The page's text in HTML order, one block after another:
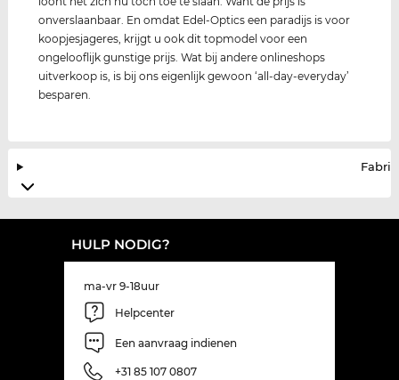
onverslaanbaar. En omdat Edel-Optics een paradijs is voor
koopjesjageres, krijgt u ook dit topmodel voor een
ongelooflijk gunstige prijs. Wat bij andere onlineshops
uitverkoop is, is bij ons eigenlijk gewoon ‘all-day-everyday’
besparen.
HULP NODIG?
ma-vr 9-18uur
Helpcenter
Een aanvraag indienen
+31 85 107 0807